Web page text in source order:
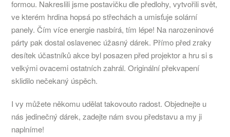
formou. Nakreslili jsme postavičku dle předlohy, vytvořili svět,
ve kterém hrdina hopsá po střechách a umisťuje solární
panely. Čím více energie nasbírá, tím lépe! Na narozeninové
párty pak dostal oslavenec úžasný dárek. Přímo před zraky
desítek účastníků akce byl posazen před projektor a hru si s
velkými ovacemi ostatních zahrál. Originální překvapení
sklidilo nečekaný úspěch.
I vy můžete někomu udělat takovouto radost. Objednejte u
nás jedinečný dárek, zadejte nám svou představu a my ji
naplníme!